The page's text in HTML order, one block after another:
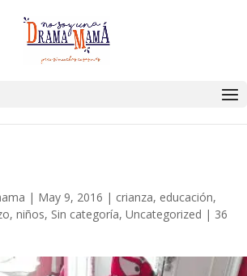
| May 9, 2016 | crianza, educación,
, niños, Sin categoría, Uncategorized | 36